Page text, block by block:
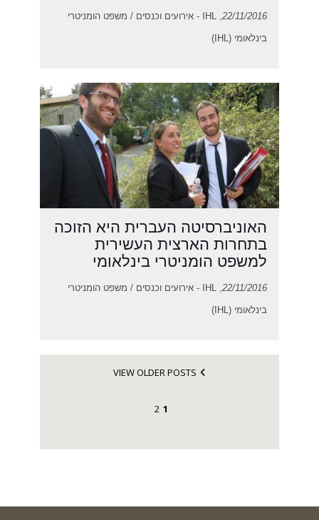
22/11/2016 , IHL - אירועים וכנסים / משפט הומניטרי
בינלאומי (IHL)
האוניברסיטה העברית היא הזוכה
בתחרות הארצית העשירית
למשפט הומניטרי בינלאומי
22/11/2016 , IHL - אירועים וכנסים / משפט הומניטרי
בינלאומי (IHL)
VIEW OLDER POSTS
1
2